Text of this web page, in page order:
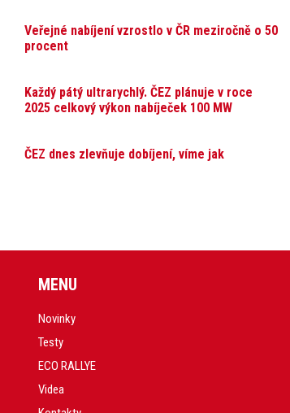
Veřejné nabíjení vzrostlo v ČR meziročně o 50
procent
Každý pátý ultrarychlý. ČEZ plánuje v roce
2025 celkový výkon nabíječek 100 MW
ČEZ dnes zlevňuje dobíjení, víme jak
MENU
Novinky
Testy
ECO RALLYE
Videa